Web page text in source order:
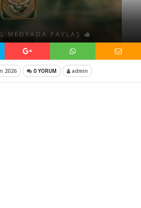
MEDYADA PAYLAŞ
2026 0 YORUM admin